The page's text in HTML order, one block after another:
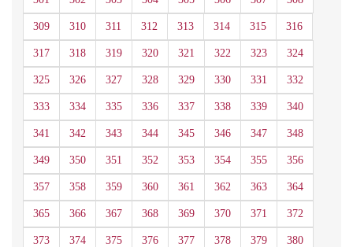
309 310 311 312 313 314 315 316
317 318 319 320 321 322 323 324
325 326 327 328 329 330 331 332
333 334 335 336 337 338 339 340
341 342 343 344 345 346 347 348
349 350 351 352 353 354 355 356
357 358 359 360 361 362 363 364
365 366 367 368 369 370 371 372
373 374 375 376 377 378 379 380